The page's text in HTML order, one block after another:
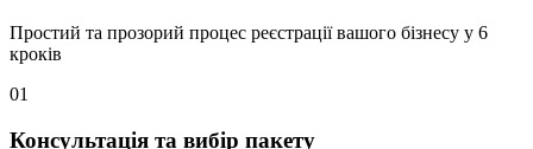
Простий та прозорий процес реєстрації вашого бізнесу у 6
кроків
01
Консультація та вибір пакету